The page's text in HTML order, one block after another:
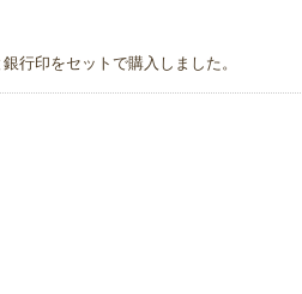
行印をセットで購入しました。